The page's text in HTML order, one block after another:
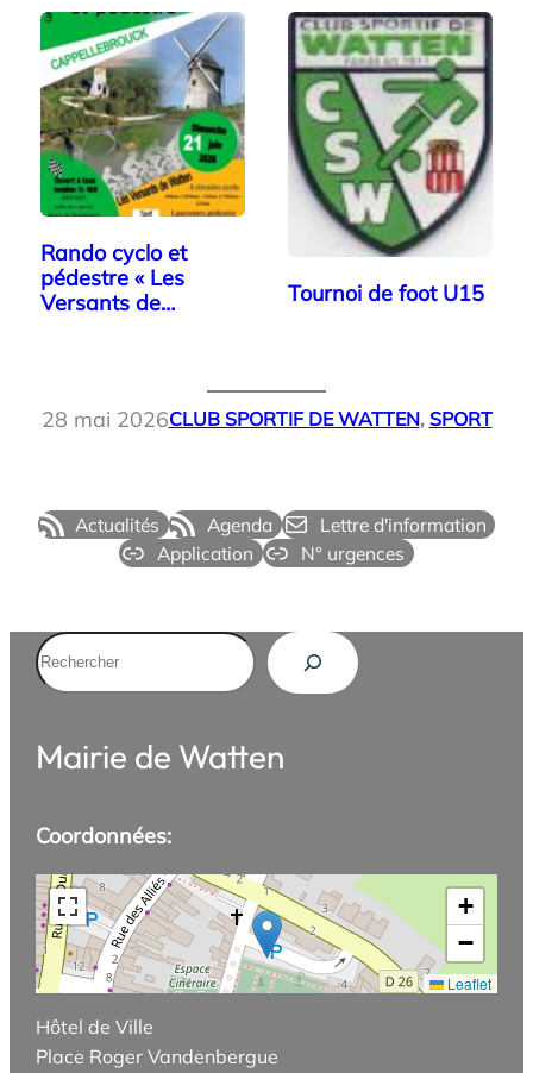
Rando cyclo et
pédestre « Les
Versants de
Tournoi de foot U15
28 mai 2026CLUB SPORTIF DE WATTEN, SPORT
Actualités Agenda
Lettre d'information
Application
N° urgences
Rechercher
Mairie de Watten
Coordonnées:
+
−
Leaflet
Hôtel de Ville
Place Roger Vandenbergue